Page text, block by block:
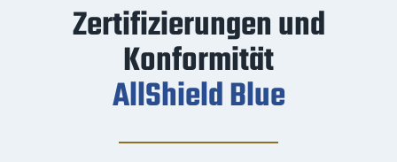
Zertifizierungen und
Konformität
AllShield Blue